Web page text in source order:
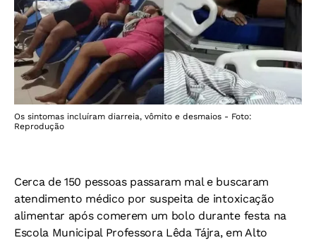
Os sintomas incluíram diarreia, vômito e desmaios - Foto:
Reprodução
Cerca de 150 pessoas passaram mal e buscaram
atendimento médico por suspeita de intoxicação
alimentar após comerem um bolo durante festa na
Escola Municipal Professora Lêda Tájra, em Alto